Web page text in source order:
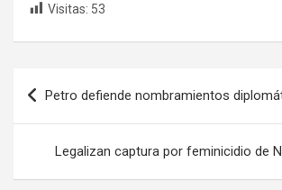
Visitas: 53
Navegación
de
entradas
Petro defiende nombramientos
Legalizan captura por feminicidio de